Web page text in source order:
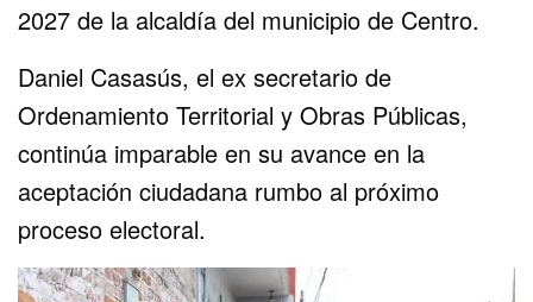
2027 de la alcaldía del municipio de Centro.
Daniel Casasús, el ex secretario de
Ordenamiento Territorial y Obras Públicas,
continúa imparable en su avance en la
aceptación ciudadana rumbo al próximo
proceso electoral.